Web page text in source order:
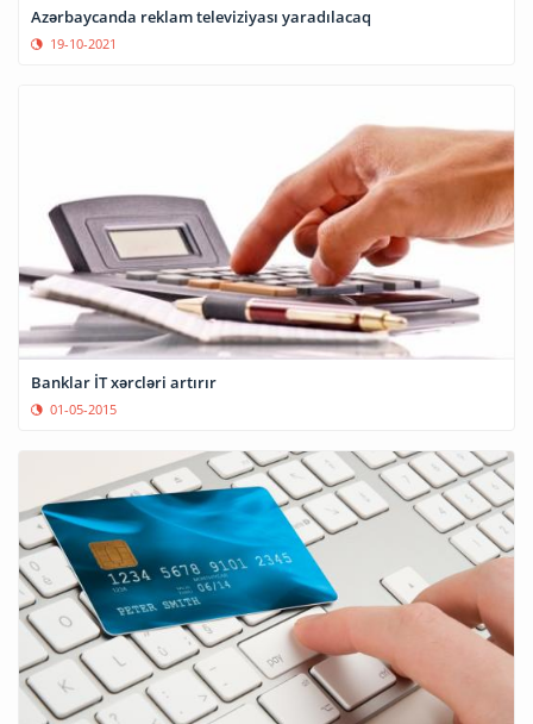
Azərbaycanda reklam televiziyası yaradılacaq
19-10-2021
Banklar İT xərcləri artırır
01-05-2015